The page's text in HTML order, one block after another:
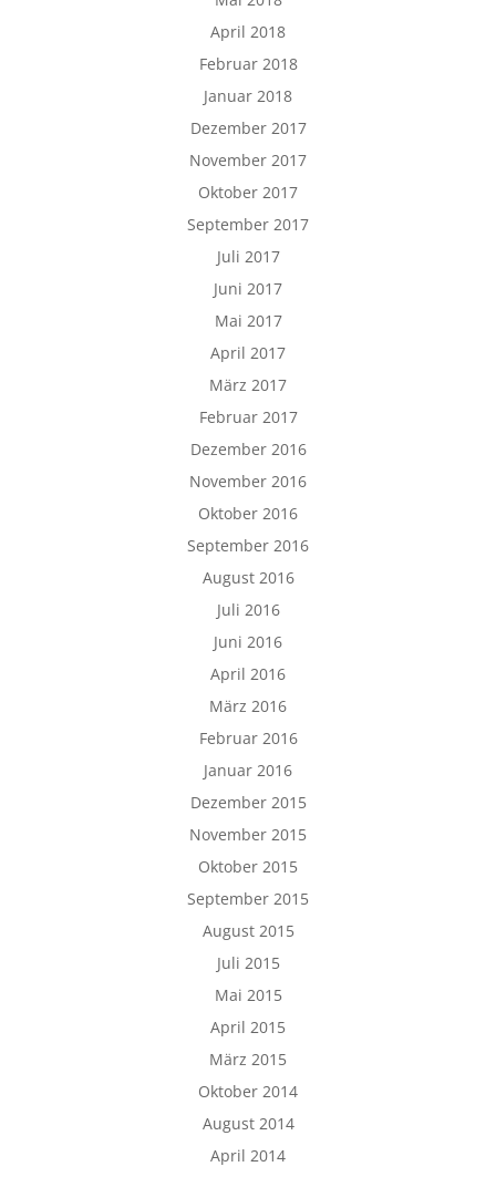
April 2018
Februar 2018
Januar 2018
Dezember 2017
November 2017
Oktober 2017
September 2017
Juli 2017
Juni 2017
Mai 2017
April 2017
März 2017
Februar 2017
Dezember 2016
November 2016
Oktober 2016
September 2016
August 2016
Juli 2016
Juni 2016
April 2016
März 2016
Februar 2016
Januar 2016
Dezember 2015
November 2015
Oktober 2015
September 2015
August 2015
Juli 2015
Mai 2015
April 2015
März 2015
Oktober 2014
August 2014
April 2014